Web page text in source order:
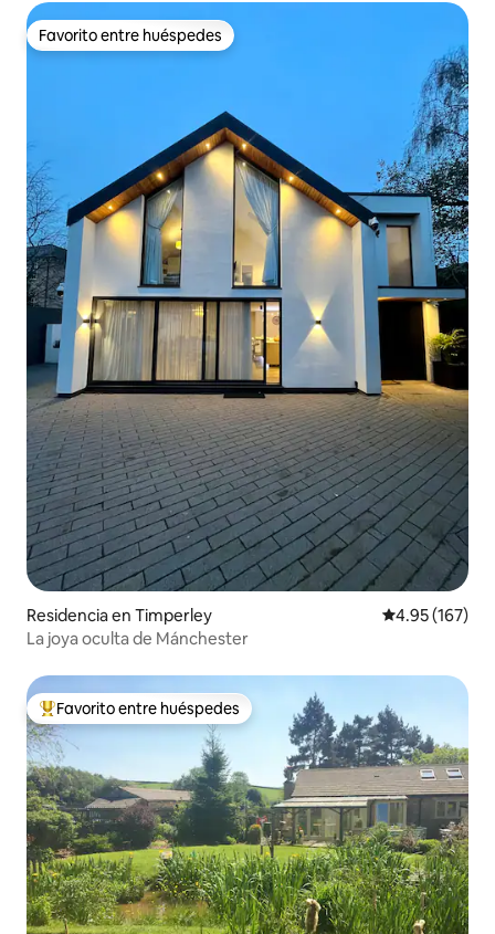
Favorito entre huéspedes
Favorito entre huéspedes
Residencia en Timperley Calificación
4.95 (167)
La joya oculta de Mánchester
De los mejores en Favorito entre huéspedes
Favorito entre huéspedes